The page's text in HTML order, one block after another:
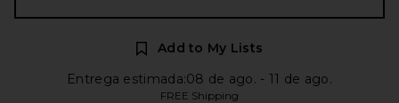
Add to My Lists
Entrega estimada:08 de ago. - 11 de ago.
FREE Shipping